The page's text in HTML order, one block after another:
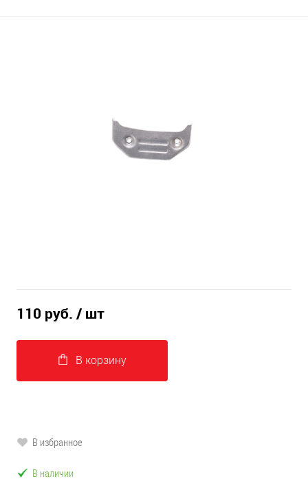
110 руб. / шт
В корзину
В избранное
В наличии